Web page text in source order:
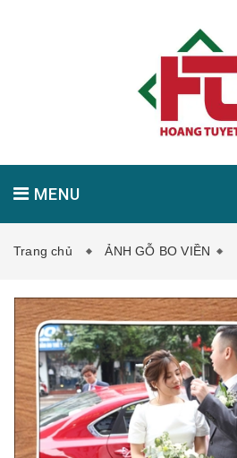
MENU
LIÊN HỆ
Trang chủ ẢNH GỖ BO VIỀN